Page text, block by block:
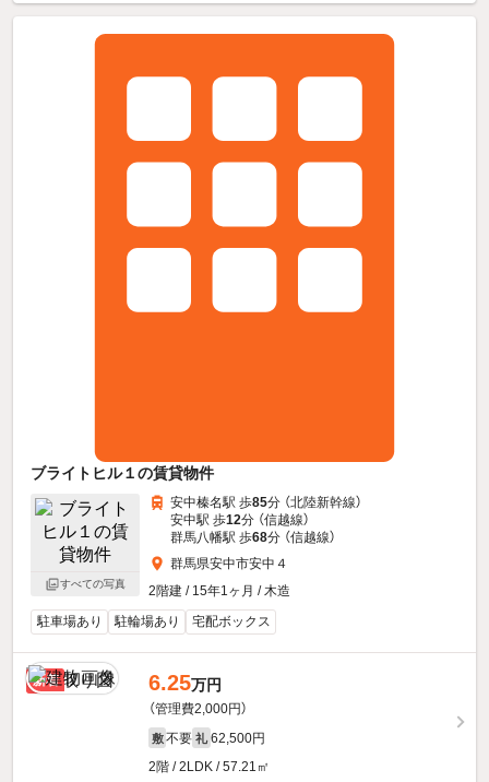
ブライトヒル１の賃貸物件
すべての写真
安中榛名駅 歩85分 （北陸新幹線）
安中駅 歩12分 （信越線）
群馬八幡駅 歩68分 （信越線）
群馬県安中市安中４
2階建 / 15年1ヶ月 / 木造
駐車場あり
駐輪場あり 宅配ボックス
新着 6.25万円
（管理費2,000円）
敷 不要 礼 62,500円
2階 / 2LDK / 57.21㎡